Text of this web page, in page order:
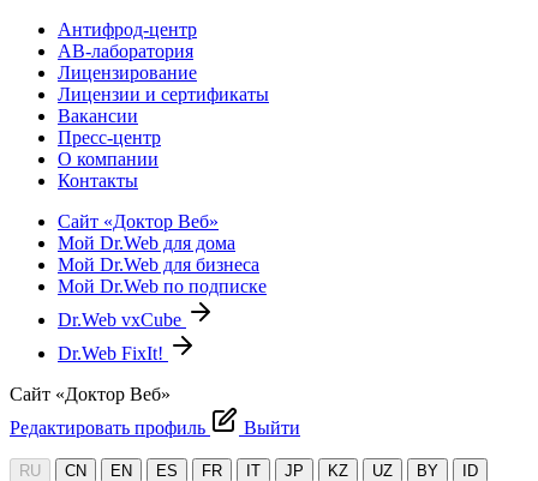
Антифрод-центр
АВ-лаборатория
Лицензирование
Лицензии и сертификаты
Вакансии
Пресс-центр
О компании
Контакты
Сайт «Доктор Веб»
Мой Dr.Web для дома
Мой Dr.Web для бизнеса
Мой Dr.Web по подписке
Dr.Web vxCube
Dr.Web FixIt!
Сайт «Доктор Веб»
Редактировать профиль
Выйти
RU CN EN ES FR IT JP KZ UZ BY ID